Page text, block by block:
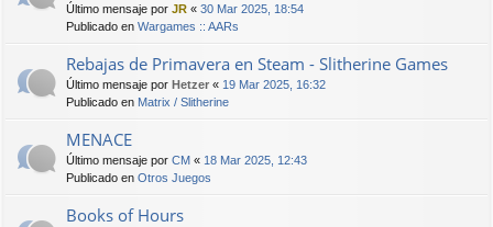
Último mensaje por JR « 30 Mar 2025, 18:54
Publicado en Wargames :: AARs
Rebajas de Primavera en Steam - Slitherine Games
Último mensaje por Hetzer « 19 Mar 2025, 16:32
Publicado en Matrix / Slitherine
MENACE
Último mensaje por CM « 18 Mar 2025, 12:43
Publicado en Otros Juegos
Books of Hours